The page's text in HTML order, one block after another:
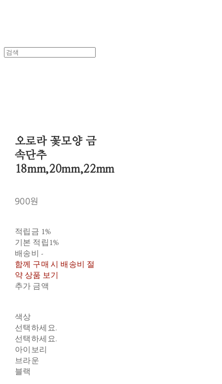
오로라 꽃모양 금
속단추
18mm,20mm,22mm
900원
적립금 1%
기본 적립1%
배송비 -
함께 구매 시 배송비 절
약 상품 보기
추가 금액
색상
선택하세요.
선택하세요.
아이보리
브라운
블랙